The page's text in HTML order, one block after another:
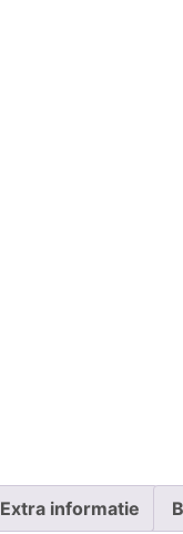
Extra informatie